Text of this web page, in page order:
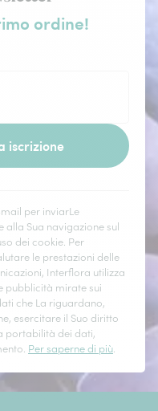
ordine!
iscrizione
per inviarLe
alla Sua navigazione sul
dei cookie. Per
le prestazioni delle
Interflora utilizza
pubblicità mirate sui
che La riguardano,
esercitare il Suo diritto
portabilità dei dati,
Per saperne di più.